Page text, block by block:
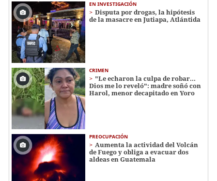
EN INVESTIGACIÓN
Disputa por drogas, la hipótesis
de la masacre en Jutiapa, Atlántida
CRIMEN
"Le echaron la culpa de robar...
Dios me lo reveló": madre soñó con
Harol, menor decapitado en Yoro
PREOCUPACIÓN
Aumenta la actividad del Volcán
de Fuego y obliga a evacuar dos
aldeas en Guatemala